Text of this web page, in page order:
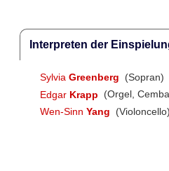
Interpreten der
Sylvia Greenberg
(Sopran)
Edgar Krapp
(Orgel,
Wen-Sinn Yang (Violoncello)